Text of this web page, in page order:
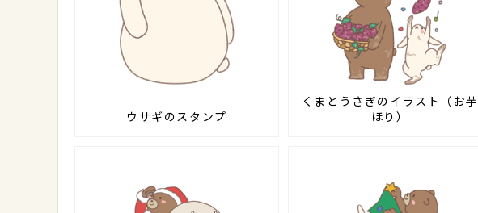
ウサギのスタンプ
くまとうさぎのイラスト（お芋
ほり）